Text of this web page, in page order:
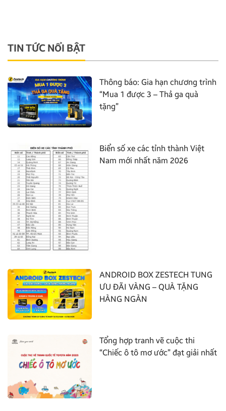
TIN TỨC NỔI BẬT
Thông báo: Gia hạn chương trình
“Mua 1 được 3 – Thả ga quà
tặng”
Biển số xe các tỉnh thành Việt
Nam mới nhất năm 2026
ANDROID BOX ZESTECH TUNG
ƯU ĐÃI VÀNG – QUÀ TẶNG
HÀNG NGÀN
Tổng hợp tranh vẽ cuộc thi
“Chiếc ô tô mơ ước” đạt giải nhất